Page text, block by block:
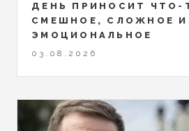
ДЕНЬ ПРИНОСИТ ЧТО-
СМЕШНОЕ, СЛОЖНОЕ
ЭМОЦИОНАЛЬНОЕ
03.08.2026